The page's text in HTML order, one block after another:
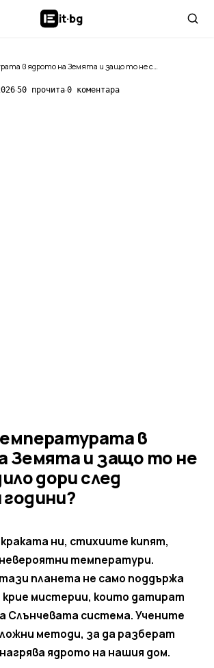
it·bg
Каква е температурата в ядрото на Земята и защо то не се е охладило дори след милиарди години?
·50 прочита·0 коментара
в
Земята и защо то не
дори след
ни, стихиите кипят,
температури.
планета не само поддържа
крие мистерии, които датират
Слънчевата система. Учените
методи, за да разберат
ядрото на нашия дом.